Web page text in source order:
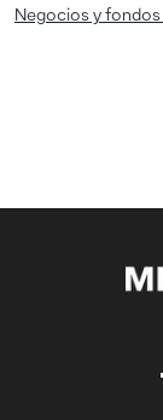
Negocios y